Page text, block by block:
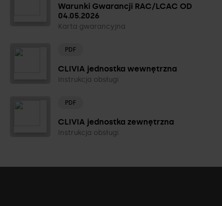
Warunki Gwarancji RAC/LCAC OD
04.05.2026
Karta gwarancyjna
PDF
CLIVIA jednostka wewnętrzna
Instrukcja obsługi
PDF
CLIVIA jednostka zewnętrzna
Instrukcja obsługi